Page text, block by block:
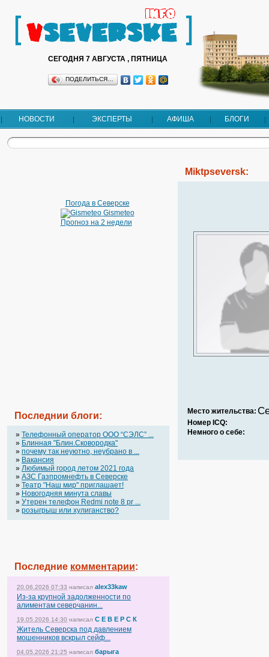
СЕГОДНЯ 7 АВГУСТА , ПЯТНИЦА
ПОДЕЛИТЬСЯ…
НОВОСТИ ЭКСПЕРТЫ АФИША БЛОГИ
Погода в Северске
Gismeteo
Прогноз на 2 недели
Последнии блоги:
» Телефонный оператор OOO “СЭЛС” ...
» Блинная "Блин.Сковородка"
» почему так неуютно, неубрано в ...
» Вакансия
» Любимый город летом 2021 года
» АЗС Газпромнефть в Северске
» Театр "Наш мир" приглашает!
» Новогодняя минута славы
» Утерен телефон Redmi note 8 pr ...
» розыгрыш или хулиганство?
Последние комментарии:
20.06.2026 07:33 написал alex33kaw
Из-за крупной задолженности по
алиментам северчанин...
19.05.2026 14:30 написал С Е В Е Р С К
Житель Северска под давлением
мошенников вскрыл сейф...
04.05.2026 21:25 написал барыга
Miktpseversk:
Место жительства:
Номер ICQ:
Немного о себе: